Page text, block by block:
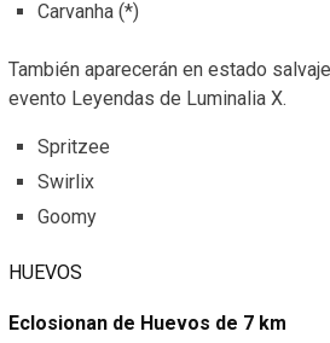
Carvanha (*)
También aparecerán en estado
evento Leyendas de Luminalia X.
Spritzee
Swirlix
Goomy
HUEVOS
Eclosionan de Huevos de 7 km